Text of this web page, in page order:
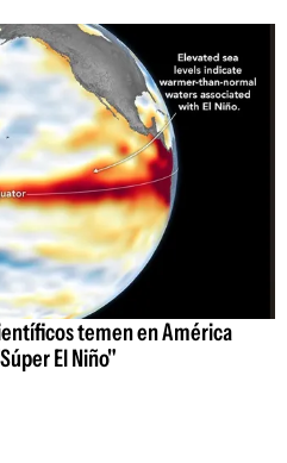
temen en América
El Niño"